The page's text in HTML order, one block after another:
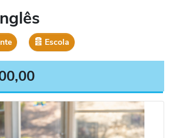
Escola